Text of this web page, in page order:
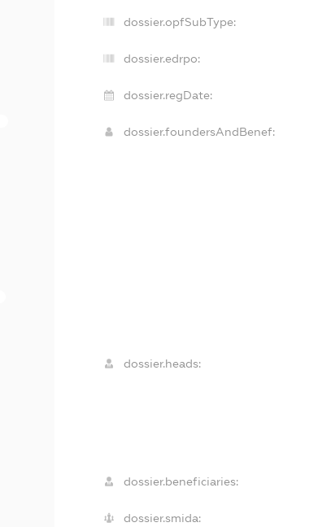
dossier.opfSubType:
dossier.edrpo:
dossier.regDate:
dossier.foundersAndBenef:
dossier.heads:
dossier.beneficiaries:
dossier.smida: